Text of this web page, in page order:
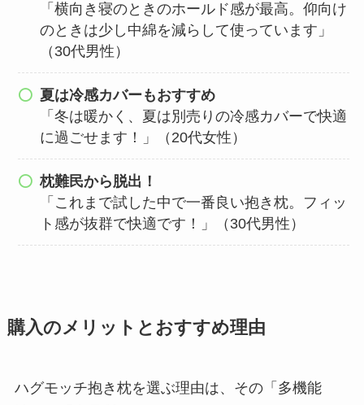
「横向き寝のときのホールド感が最高。仰向け
のときは少し中綿を減らして使っています」
（30代男性）
夏は冷感カバーもおすすめ
「冬は暖かく、夏は別売りの冷感カバーで快適
に過ごせます！」（20代女性）
枕難民から脱出！
「これまで試した中で一番良い抱き枕。フィッ
ト感が抜群で快適です！」（30代男性）
購入のメリットとおすすめ理由
ハグモッチ抱き枕を選ぶ理由は、その「多機能